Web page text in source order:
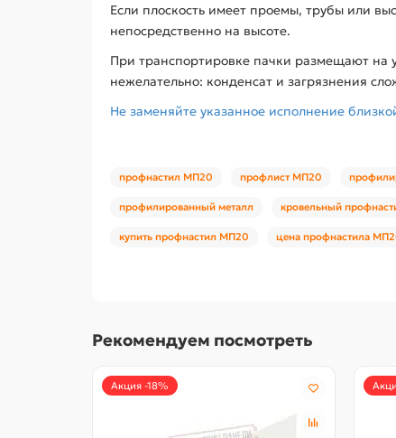
Если плоскость имеет проемы, трубы или
непосредственно на высоте.
При транспортировке пачки размещают на
нежелательно: конденсат и загрязнения
Не заменяйте указанное исполнение
профнастил МП20 профлист МП20
профилированный металл кровельный
купить профнастил МП20 цена профнастила
Рекомендуем посмотреть
Акция -18%